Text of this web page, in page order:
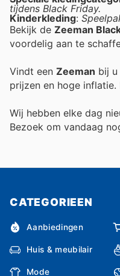
tijdens Black Friday.
Kinderkleding:
Bekijk de Zeeman
voordelig aan te
Vindt een Zeeman bij
prijzen en hoge inflatie.
Wij hebben elke dag
Bezoek om vandaag
CATEGORIEEN
Aanbiedingen
Huis & meubilair
Mode